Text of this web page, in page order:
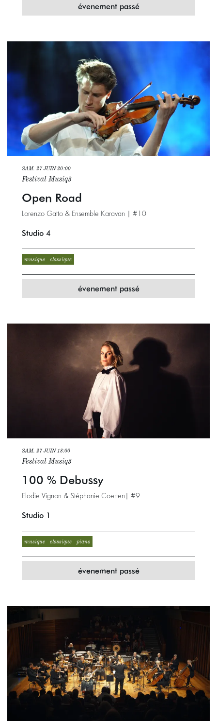
évenement passé
Open Road
Lorenzo Gatto & Ensemble Karavan | #10
Festival Musiq3
SAM. 27 JUIN 20:00
Studio 4
musique classique
évenement passé
100 % Debussy
Elodie Vignon & Stéphanie Coerten| #9
Festival Musiq3
SAM. 27 JUIN 18:00
Studio 1
musique classique piano
évenement passé